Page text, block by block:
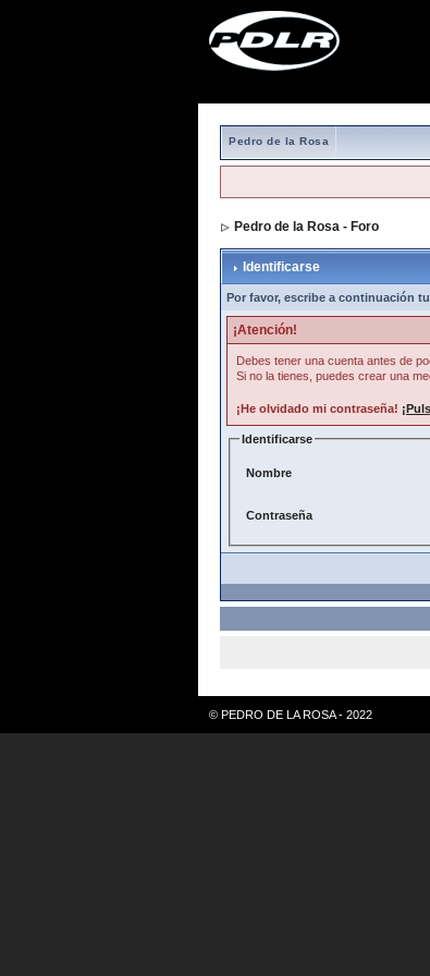
Pedro de la Rosa
Pedro de la Rosa - Foro
Identificarse
Por favor, escribe a continuación
¡Atención!
Debes tener una cuenta antes de
Si no la tienes, puedes crear una
¡He olvidado mi contraseña!
Identificarse
Nombre
Contraseña
© PEDRO DE LA ROSA - 2022